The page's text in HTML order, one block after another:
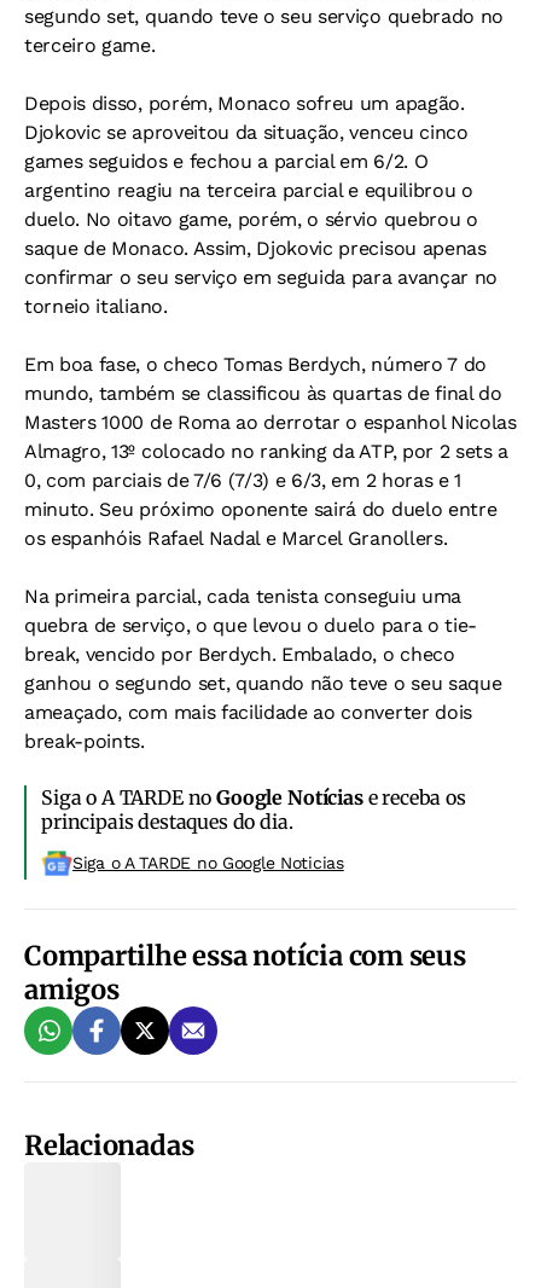
segundo set, quando teve o seu serviço quebrado no
terceiro game.
Depois disso, porém, Monaco sofreu um apagão.
Djokovic se aproveitou da situação, venceu cinco
games seguidos e fechou a parcial em 6/2. O
argentino reagiu na terceira parcial e equilibrou o
duelo. No oitavo game, porém, o sérvio quebrou o
saque de Monaco. Assim, Djokovic precisou apenas
confirmar o seu serviço em seguida para avançar no
torneio italiano.
Em boa fase, o checo Tomas Berdych, número 7 do
mundo, também se classificou às quartas de final do
Masters 1000 de Roma ao derrotar o espanhol Nicolas
Almagro, 13º colocado no ranking da ATP, por 2 sets a
0, com parciais de 7/6 (7/3) e 6/3, em 2 horas e 1
minuto. Seu próximo oponente sairá do duelo entre
os espanhóis Rafael Nadal e Marcel Granollers.
Na primeira parcial, cada tenista conseguiu uma
quebra de serviço, o que levou o duelo para o tie-
break, vencido por Berdych. Embalado, o checo
ganhou o segundo set, quando não teve o seu saque
ameaçado, com mais facilidade ao converter dois
break-points.
Siga o A TARDE noGoogle Notíciase receba os
principais destaques do dia.
Siga o A TARDE no Google Noticias
Compartilhe essa notícia com seus
amigos
Relacionadas